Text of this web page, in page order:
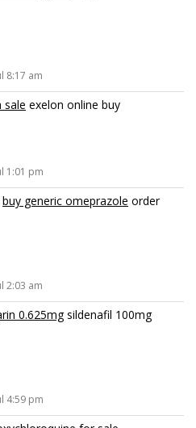
8:17 am
sale exelon online buy
1:01 pm
buy generic omeprazole order
2:03 am
0.625mgsildenafil 100mg
4:59 pm